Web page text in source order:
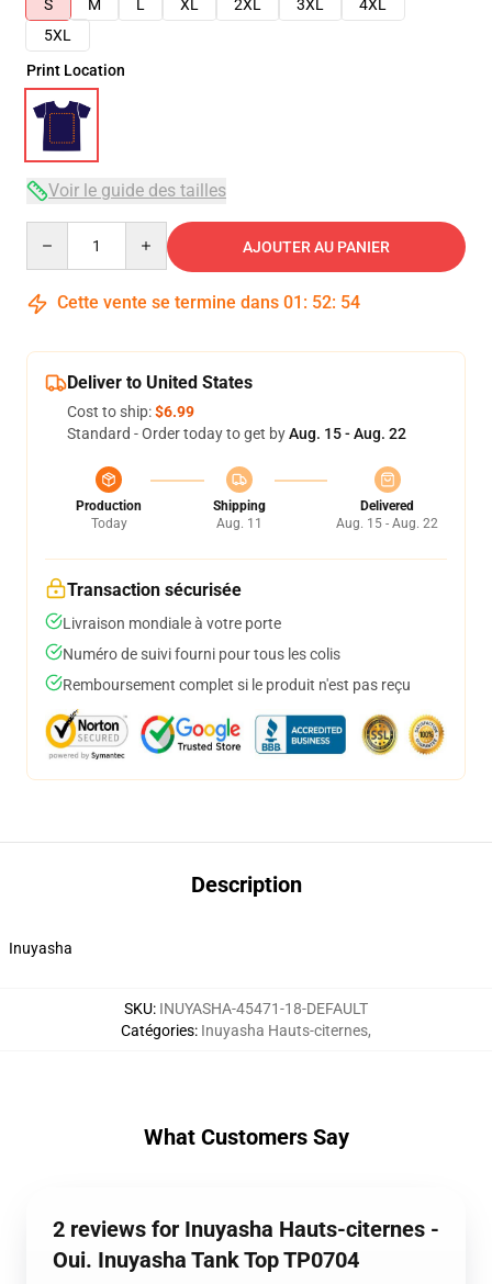
S
M L XL 2XL 3XL
4XL
5XL
Print Location
Voir le guide des tailles
AJOUTER AU PANIER
Cette vente se termine dans 01 : 52: 53
Deliver to United States
Cost to ship:$6.99
Standard - Order today to get byAug. 15 - Aug. 22
Production
Today
Shipping
Aug. 11
Delivered
Aug. 15 - Aug. 22
Transaction sécurisée
Livraison mondiale à votre porte
Numéro de suivi fourni pour tous les colis
Remboursement complet si le produit n'est pas reçu
Description
Inuyasha
SKU: INUYASHA-45471-18-DEFAULT
Catégories: Inuyasha Hauts-citernes,
What Customers Say
2 reviews for Inuyasha Hauts-citernes -
Oui. Inuyasha Tank Top TP0704